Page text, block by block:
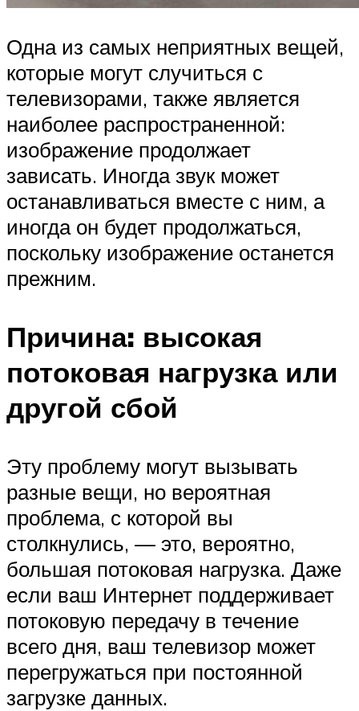
Одна из самых неприятных вещей,
которые могут случиться с
телевизорами, также является
наиболее распространенной:
изображение продолжает
зависать. Иногда звук может
останавливаться вместе с ним, а
иногда он будет продолжаться,
поскольку изображение останется
прежним.
Причина: высокая
потоковая нагрузка или
другой сбой
Эту проблему могут вызывать
разные вещи, но вероятная
проблема, с которой вы
столкнулись, — это, вероятно,
большая потоковая нагрузка. Даже
если ваш Интернет поддерживает
потоковую передачу в течение
всего дня, ваш телевизор может
перегружаться при постоянной
загрузке данных.